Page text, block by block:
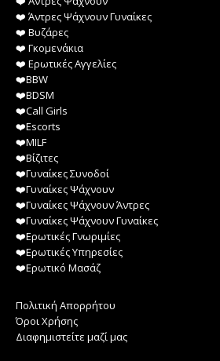
❤️️ Άντρες Ψάχνουν Γυναίκες
❤️️ Βυζάρες
❤️️ Γκομενάκια
❤️️ Ερωτικές Αγγελίες
❤️️BBW
❤️️BDSM
❤️️Call Girls
❤️️Escorts
❤️️MILF
❤️️Βίζιτες
❤️️Γυναίκες Συνοδοί
❤️️Γυναίκες Ψάχνουν
❤️️Γυναίκες Ψάχνουν Άντρες
❤️️Γυναίκες Ψάχνουν Γυναίκες
❤️️Ερωτικές Γνωριμίες
❤️️Ερωτικές Υπηρεσίες
❤️️Ερωτικό Μασάζ
Πολιτική Απορρήτου
Όροι Χρήσης
Διαφημιστείτε μαζί μας